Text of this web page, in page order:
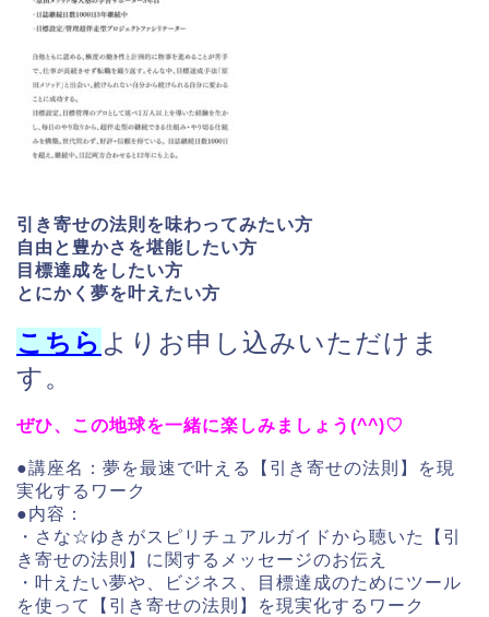
引き寄せの法則を味わってみたい方
自由と豊かさを堪能したい方
目標達成をしたい方
とにかく夢を叶えたい方
こちら よりお申し込みいただけま
す。
ぜひ、この地球を一緒に楽しみましょう(^^)♡
●講座名：夢を最速で叶える【引き寄せの法則】を現
実化するワーク
●内容：
・さな☆ゆきがスピリチュアルガイドから聴いた【引
き寄せの法則】に関するメッセージのお伝え
・叶えたい夢や、ビジネス、目標達成のためにツール
を使って【引き寄せの法則】を現実化するワーク